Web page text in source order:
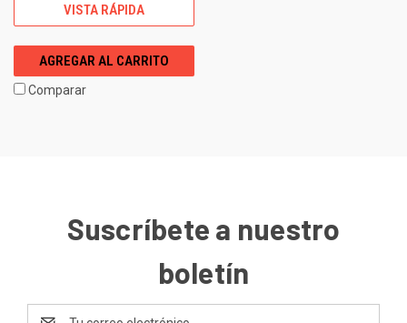
VISTA RÁPIDA
AGREGAR AL CARRITO
Comparar
Suscríbete a nuestro
boletín